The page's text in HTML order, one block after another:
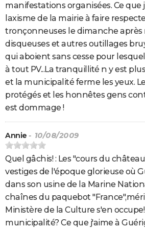
manifestations organisées. Ce que
laxisme de la mairie à faire
tronçonneuses le dimanche après
disqueuses et autres outillages
qui aboient sans cesse pour
à tout PV...La tranquillité n y est
et la municipalité ferme les yeux.
protégés et les honnêtes gens
est dommage !
Annie - 10/08/2009
Quel gâchis! : Les "cours du
vestiges de l'époque glorieuse où
dans son usine de la Marine
chaînes du paquebot
Ministère de la Culture s'en
municipalité? Ce que j'aime à